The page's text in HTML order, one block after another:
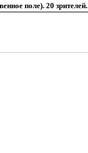
поле). 20 зрителей.